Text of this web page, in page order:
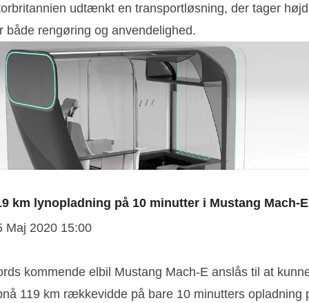
udtænkt en transportløsning, der tager
både rengøring og anvendelighed.
km lynopladning på 10 minutter i Mustang Mach-E
Maj 2020 15:00
kommende elbil Mustang Mach-E anslås til at
119 km rækkevidde på bare 10 minutters opladning